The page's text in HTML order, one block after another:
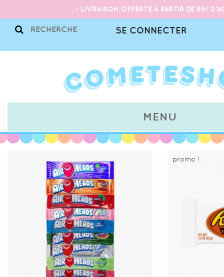
- LIVRAISON OFFERTE À PARTIR DE 59€
SE CONNECTER
MENU
promo !